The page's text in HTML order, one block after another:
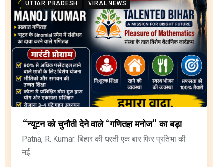
UTTAR PRADESH
VIRAL NEWS
“न्यूटन को चुनौती देने वाले “गणितज्ञ मनोज” का बड़ा
Patna, R. Kumar: बिहार की धरती एक बार फिर प्रतिभा की
नई.